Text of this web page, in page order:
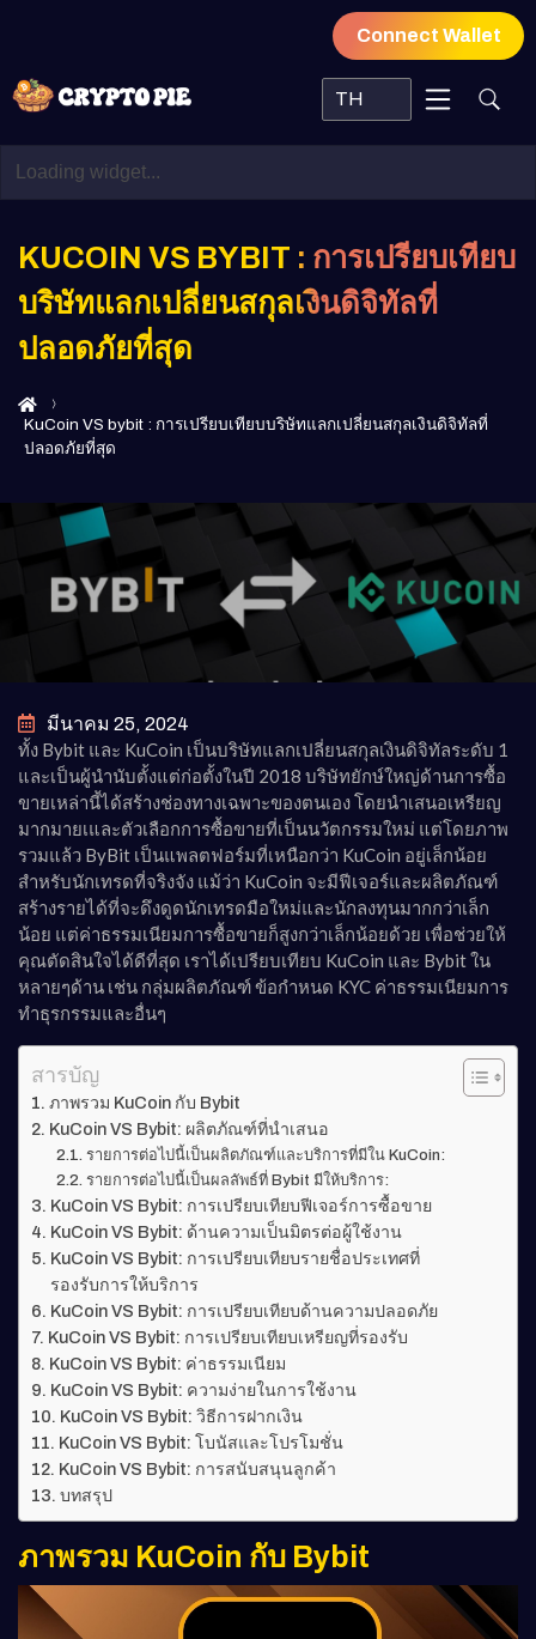
Connect Wallet
TH
KUCOIN VS BYBIT : การเปรียบเทียบ
บริษัทแลกเปลี่ยนสกุลเงินดิจิทัลที่
ปลอดภัยที่สุด
KuCoin VS bybit : การเปรียบเทียบบริษัทแลกเปลี่ยนสกุลเงินดิจิทัลที่
ปลอดภัยที่สุด
มีนาคม 25, 2024
ทั้ง Bybit และ KuCoin เป็นบริษัทแลกเปลี่ยนสกุลเงินดิจิทัลระดับ 1
และเป็นผู้นำนับตั้งแต่ก่อตั้งในปี 2018 บริษัทยักษ์ใหญ่ด้านการซื้อ
ขายเหล่านี้ได้สร้างช่องทางเฉพาะของตนเอง โดยนำเสนอเหรียญ
มากมายเและตัวเลือกการซื้อขายที่เป็นนวัตกรรมใหม่ แต่โดยภาพ
รวมแล้ว ByBit เป็นแพลตฟอร์มที่เหนือกว่า KuCoin อยู่เล็กน้อย
สำหรับนักเทรดที่จริงจัง แม้ว่า KuCoin จะมีฟีเจอร์และผลิตภัณฑ์
สร้างรายได้ที่จะดึงดูดนักเทรดมือใหม่และนักลงทุนมากกว่าเล็ก
น้อย แต่ค่าธรรมเนียมการซื้อขายก็สูงกว่าเล็กน้อยด้วย เพื่อช่วยให้
คุณตัดสินใจได้ดีที่สุด เราได้เปรียบเทียบ KuCoin และ Bybit ใน
หลายๆด้าน เช่น กลุ่มผลิตภัณฑ์ ข้อกำหนด KYC ค่าธรรมเนียมการ
ทำธุรกรรมและอื่นๆ
สารบัญ
ภาพรวม KuCoin กับ Bybit
KuCoin VS Bybit: ผลิตภัณฑ์ที่นำเสนอ
รายการต่อไปนี้เป็นผลิตภัณฑ์และบริการที่มีใน KuCoin:
รายการต่อไปนี้เป็นผลลัพธ์ที่ Bybit มีให้บริการ:
KuCoin VS Bybit: การเปรียบเทียบฟีเจอร์การซื้อขาย
KuCoin VS Bybit: ด้านความเป็นมิตรต่อผู้ใช้งาน
KuCoin VS Bybit: การเปรียบเทียบรายชื่อประเทศที่
รองรับการให้บริการ
KuCoin VS Bybit: การเปรียบเทียบด้านความปลอดภัย
KuCoin VS Bybit: การเปรียบเทียบเหรียญที่รองรับ
KuCoin VS Bybit: ค่าธรรมเนียม
KuCoin VS Bybit: ความง่ายในการใช้งาน
KuCoin VS Bybit: วิธีการฝากเงิน
KuCoin VS Bybit: โบนัสและโปรโมชั่น
KuCoin VS Bybit: การสนับสนุนลูกค้า
บทสรุป
ภาพรวม KuCoin กับ Bybit